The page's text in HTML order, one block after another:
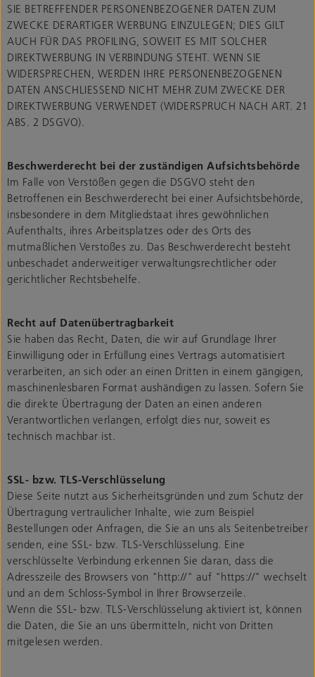
SIE BETREFFENDER PERSONENBEZOGENER DATEN ZUM
ZWECKE DERARTIGER WERBUNG EINZULEGEN; DIES GILT
AUCH FÜR DAS PROFILING, SOWEIT ES MIT SOLCHER
DIREKTWERBUNG IN VERBINDUNG STEHT. WENN SIE
WIDERSPRECHEN, WERDEN IHRE PERSONENBEZOGENEN
DATEN ANSCHLIESSEND NICHT MEHR ZUM ZWECKE DER
DIREKTWERBUNG VERWENDET (WIDERSPRUCH NACH ART. 21
ABS. 2 DSGVO).
Beschwerderecht bei der zuständigen Aufsichtsbehörde
Im Falle von Verstößen gegen die DSGVO steht den
Betroffenen ein Beschwerderecht bei einer Aufsichtsbehörde,
insbesondere in dem Mitgliedstaat ihres gewöhnlichen
Aufenthalts, ihres Arbeitsplatzes oder des Orts des
mutmaßlichen Verstoßes zu. Das Beschwerderecht besteht
unbeschadet anderweitiger verwaltungsrechtlicher oder
gerichtlicher Rechtsbehelfe.
Recht auf Datenübertragbarkeit
Sie haben das Recht, Daten, die wir auf Grundlage Ihrer
Einwilligung oder in Erfüllung eines Vertrags automatisiert
verarbeiten, an sich oder an einen Dritten in einem gängigen,
maschinenlesbaren Format aushändigen zu lassen. Sofern Sie
die direkte Übertragung der Daten an einen anderen
Verantwortlichen verlangen, erfolgt dies nur, soweit es
technisch machbar ist.
SSL- bzw. TLS-Verschlüsselung
Diese Seite nutzt aus Sicherheitsgründen und zum Schutz der
Übertragung vertraulicher Inhalte, wie zum Beispiel
Bestellungen oder Anfragen, die Sie an uns als Seitenbetreiber
senden, eine SSL- bzw. TLS-Verschlüsselung. Eine
verschlüsselte Verbindung erkennen Sie daran, dass die
Adresszeile des Browsers von "http://" auf "https://" wechselt
und an dem Schloss-Symbol in Ihrer Browserzeile.
Wenn die SSL- bzw. TLS-Verschlüsselung aktiviert ist, können
die Daten, die Sie an uns übermitteln, nicht von Dritten
mitgelesen werden.